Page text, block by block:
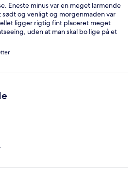
Eneste minus var en meget larmende
sødt og venligt og morgenmaden var
ligger rigtig fint placeret meget
uden at man skal bo lige på et